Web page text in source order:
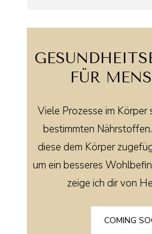
FÜR
Viele Prozesse im
bestimmten
diese dem Körper
um ein besseres
zeige ich dir von
COMING